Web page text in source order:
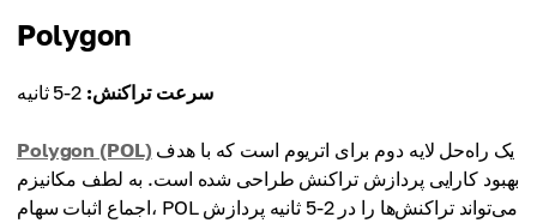
Polygon
سرعت تراکنش: 2-5 ثانیه
Polygon (POL)
بهبود کارایی پردازش تراکنش طراحی شده است. به لطف مکانیزم
اجماع اثبات سهام، POL می‌تواند تراکنش‌ها را در 2-5 ثانیه پردازش